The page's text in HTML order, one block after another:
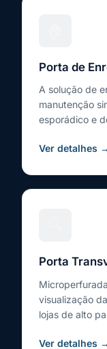
Porta de
A solução de
manutenção
esporádico e
Ver detalhes →
Porta
visualização
lojas de alto
Ver detalhes →